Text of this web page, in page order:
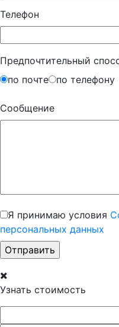
Телефон
Предпочтительный
по почте
по телефону
Сообщение
Я принимаю условия
персональных данных
Узнать стоимость